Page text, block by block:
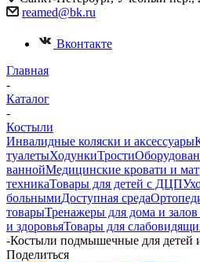
reamed@bk.ru
Вконтакте
Главная
-
Каталог
-
Костыли
Инвалидные коляски и аксессуары
туалетыХодункиТрости
ваннойМедицинские кровати и
техникаТовары для детей с ДЦП
больнымиДоступная среда
товарыТренажеры для дома и
и здоровьяТовары для
-Костыли подмышечные для детей
Поделиться